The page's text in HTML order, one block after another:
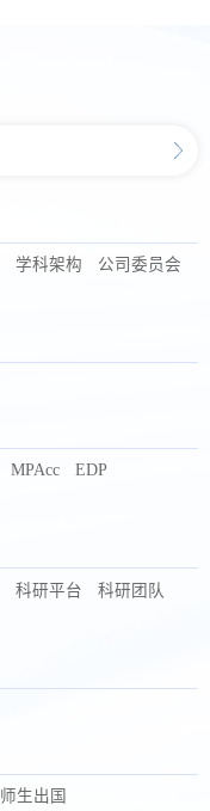
学科架构
公司委员会
MPAcc
EDP
科研平台
科研团队
师生出国